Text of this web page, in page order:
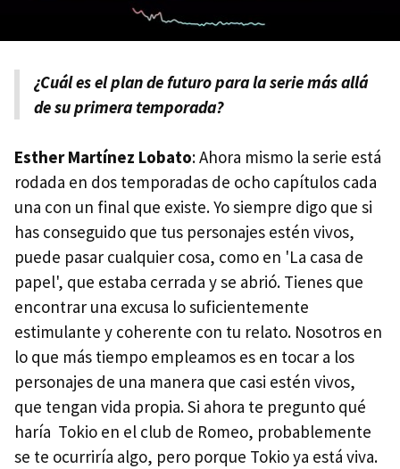
¿Cuál es el plan de futuro para la serie más allá
de su primera temporada?
Esther Martínez Lobato: Ahora mismo la serie está
rodada en dos temporadas de ocho capítulos cada
una con un final que existe. Yo siempre digo que si
has conseguido que tus personajes estén vivos,
puede pasar cualquier cosa, como en 'La casa de
papel', que estaba cerrada y se abrió. Tienes que
encontrar una excusa lo suficientemente
estimulante y coherente con tu relato. Nosotros en
lo que más tiempo empleamos es en tocar a los
personajes de una manera que casi estén vivos,
que tengan vida propia. Si ahora te pregunto qué
haría Tokio en el club de Romeo, probablemente
se te ocurriría algo, pero porque Tokio ya está viva.